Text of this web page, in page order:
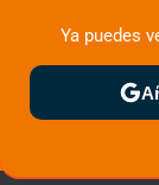
ZONA DEYa puedes